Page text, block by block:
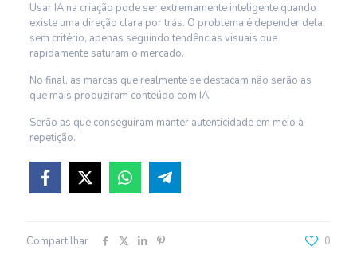
Usar IA na criação pode ser extremamente inteligente quando
existe uma direção clara por trás. O problema é depender dela
sem critério, apenas seguindo tendências visuais que
rapidamente saturam o mercado.
No final, as marcas que realmente se destacam não serão as
que mais produziram conteúdo com IA.
Serão as que conseguiram manter autenticidade em meio à
repetição.
Compartilhar 0